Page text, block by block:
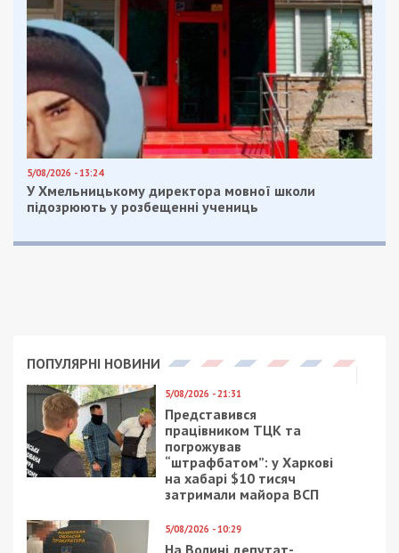
состояние выполнения закона
Украины «Об основах национального
сопротивления», которым регулируется
формирование сил территориальной
обороны в регионах;
обеспечение финансовой
и энергетической стабильности
в Украине;
готовность к реализации проектов
программы «Большое строительство»
в 2022 году;
повышение энергоэффективности
гарантий для медицинских
работников», которым предусмотрено
повышение зарплат для медиков.